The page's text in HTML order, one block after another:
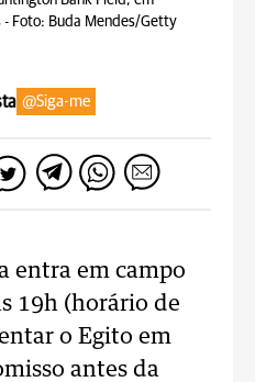
- Foto: Buda Mendes/Getty
@Siga-me
entra em campo
19h (horário de
o Egito em
antes da